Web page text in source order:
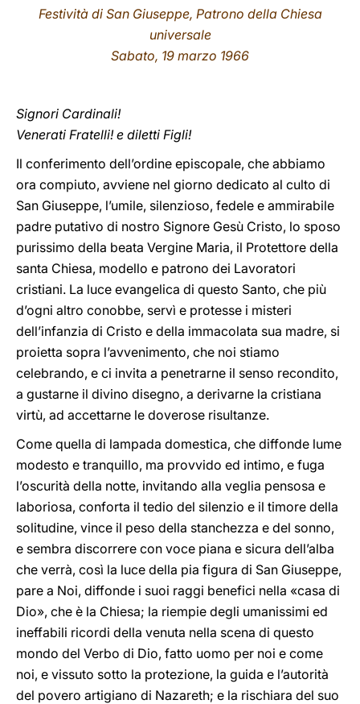
Festività di San Giuseppe, Patrono della Chiesa
universale
Sabato, 19 marzo 1966
Signori Cardinali!
Venerati Fratelli! e diletti Figli!
Il conferimento dell’ordine episcopale, che abbiamo
ora compiuto, avviene nel giorno dedicato al culto di
San Giuseppe, l’umile, silenzioso, fedele e ammirabile
padre putativo di nostro Signore Gesù Cristo, lo sposo
purissimo della beata Vergine Maria, il Protettore della
santa Chiesa, modello e patrono dei Lavoratori
cristiani. La luce evangelica di questo Santo, che più
d’ogni altro conobbe, servì e protesse i misteri
dell’infanzia di Cristo e della immacolata sua madre, si
proietta sopra l’avvenimento, che noi stiamo
celebrando, e ci invita a penetrarne il senso recondito,
a gustarne il divino disegno, a derivarne la cristiana
virtù, ad accettarne le doverose risultanze.
Come quella di lampada domestica, che diffonde lume
modesto e tranquillo, ma provvido ed intimo, e fuga
l’oscurità della notte, invitando alla veglia pensosa e
laboriosa, conforta il tedio del silenzio e il timore della
solitudine, vince il peso della stanchezza e del sonno,
e sembra discorrere con voce piana e sicura dell’alba
che verrà, così la luce della pia figura di San Giuseppe,
pare a Noi, diffonde i suoi raggi benefici nella «casa di
Dio», che è la Chiesa; la riempie degli umanissimi ed
ineffabili ricordi della venuta nella scena di questo
mondo del Verbo di Dio, fatto uomo per noi e come
noi, e vissuto sotto la protezione, la guida e l’autorità
del povero artigiano di Nazareth; e la rischiara del suo